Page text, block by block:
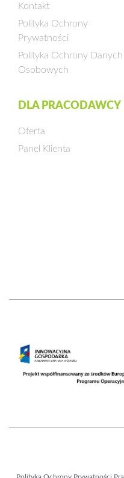
Kontakt
Polityka Ochrony
Prywatności
Polityka Ochrony Danych
Osobowych
DLA PRACODAWCY
Oferta
Panel Klienta